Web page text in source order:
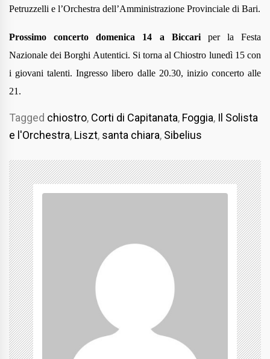
Petruzzelli e l’Orchestra dell’Amministrazione Provinciale di Bari.
Prossimo concerto domenica 14 a Biccariper la Festa
Nazionale dei Borghi Autentici. Si torna al Chiostro lunedì 15 con
i giovani talenti. Ingresso libero dalle 20.30, inizio concerto alle
21.
Tagged chiostro, Corti di Capitanata, Foggia, Il Solista
e l'Orchestra, Liszt, santa chiara, Sibelius